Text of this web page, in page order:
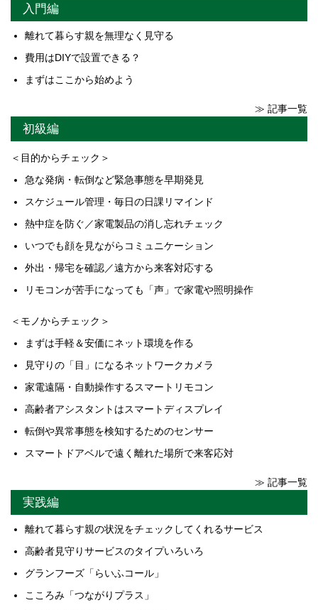
入門編
離れて暮らす親を無理なく見守る
費用はDIYで設置できる？
まずはここから始めよう
≫ 記事一覧
初級編
＜目的からチェック＞
急な発病・転倒など緊急事態を早期発見
スケジュール管理・毎日の日課リマインド
熱中症を防ぐ／家電製品の消し忘れチェック
いつでも顔を見ながらコミュニケーション
外出・帰宅を確認／遠方から来客対応する
リモコンが苦手になっても「声」で家電や照明操作
＜モノからチェック＞
まずは手軽＆安価にネット環境を作る
見守りの「目」になるネットワークカメラ
家電遠隔・自動操作するスマートリモコン
高齢者アシスタントはスマートディスプレイ
転倒や異常事態を検知するためのセンサー
スマートドアベルで遠く離れた場所で来客応対
≫ 記事一覧
実践編
離れて暮らす親の状況をチェックしてくれるサービス
高齢者見守りサービスのタイプいろいろ
グランフーズ「らいふコール」
こころみ「つながりプラス」